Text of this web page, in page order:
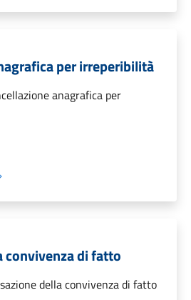
per irreperibilità
anagrafica per
convivenza di fatto
della convivenza di fatto